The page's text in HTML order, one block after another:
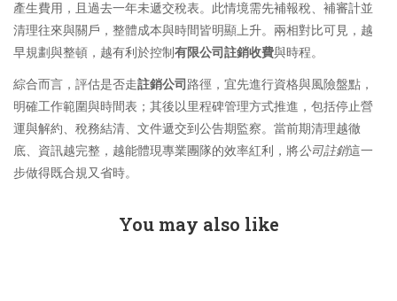
產生費用，且過去一年未遞交稅表。此情境需先補報稅、補審計並
清理往來與關戶，整體成本與時間皆明顯上升。兩相對比可見，越
早規劃與整頓，越有利於控制有限公司註銷收費與時程。
綜合而言，評估是否走註銷公司 路徑，宜先進行資格與風險盤點，
明確工作範圍與時間表；其後以里程碑管理方式推進，包括停止營
運與解約、稅務結清、文件遞交到公告期監察。當前期清理越徹
底、資訊越完整，越能體現專業團隊的效率紅利，將公司註銷這一
步做得既合規又省時。
You may also like